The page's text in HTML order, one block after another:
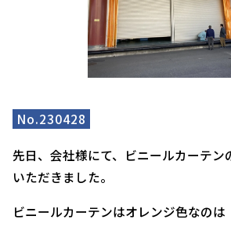
No.230428
先日、会社様にて、ビニールカーテン
いただきました。
ビニールカーテンはオレンジ色なのは